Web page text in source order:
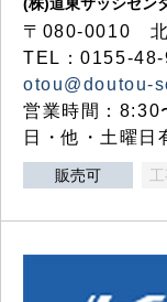
〒080-0010 北
TEL：0155-
otou@doutou-
営業時間：8:30
日・他・土曜日
販売可